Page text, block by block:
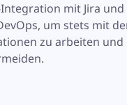
mit Jira und
um stets mit
zu arbeiten und